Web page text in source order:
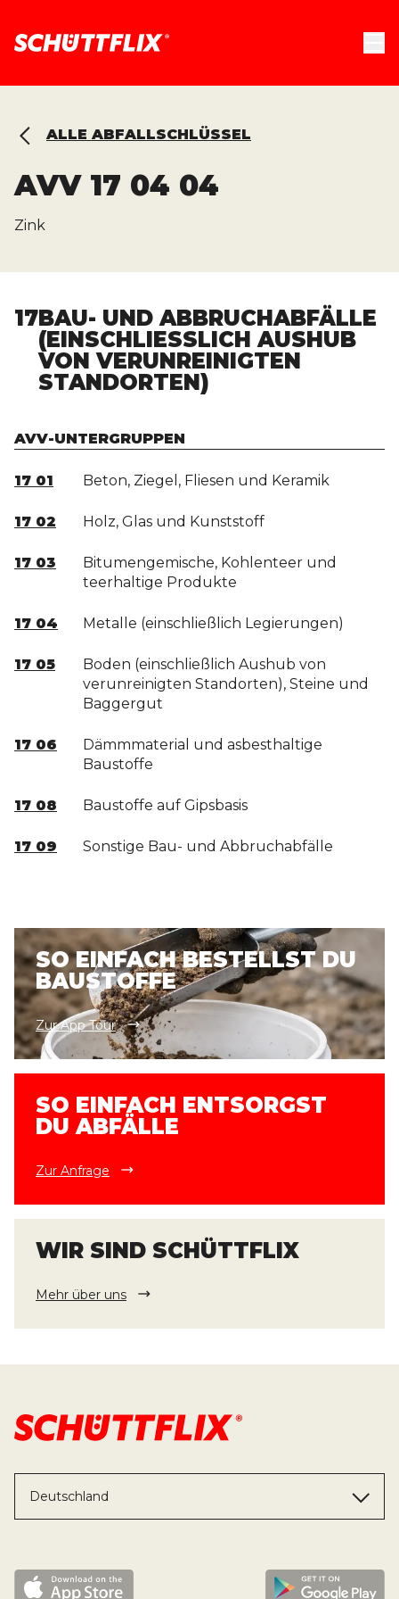
ALLE ABFALLSCHLÜSSEL
AVV 17 04 04
Zink
17BAU- UND ABBRUCHABFÄLLE
(EINSCHLIESSLICH AUSHUB V
ON VERUNREINIGTEN S
TANDORTEN)
AVV-UNTERGRUPPEN
17 01 Beton, Ziegel, Fliesen und Keramik
17 02 Holz, Glas und Kunststoff
17 03
Bitumengemische, Kohlenteer und
teerhaltige Produkte
17 04 Metalle (einschließlich Legierungen)
17 05
Boden (einschließlich Aushub von
verunreinigten Standorten), Steine und
Baggergut
17 06
Dämmmaterial und asbesthaltige
Baustoffe
17 08 Baustoffe auf Gipsbasis
17 09 Sonstige Bau- und Abbruchabfälle
SO EINFACH BESTELLST DU
BAUSTOFFE
Zur App Tour
SO EINFACH ENTSORGST
DU ABFÄLLE
Zur Anfrage
WIR SIND SCHÜTTFLIX
Mehr über uns
Deutschland